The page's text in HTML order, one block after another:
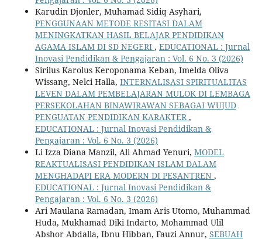
Karudin Djonler, Muhamad Sidiq Asyhari,
PENGGUNAAN METODE RESITASI DALAM
MENINGKATKAN HASIL BELAJAR PENDIDIKAN
AGAMA ISLAM DI SD NEGERI , EDUCATIONAL : Jurnal
Inovasi Pendidikan & Pengajaran : Vol. 6 No. 3 (2026)
Sirilus Karolus Keroponama Keban, Imelda Oliva
Wissang, Nelci Halla, INTERNALISASI SPIRITUALITAS
LEVEN DALAM PEMBELAJARAN MULOK DI LEMBAGA
PERSEKOLAHAN BINAWIRAWAN SEBAGAI WUJUD
PENGUATAN PENDIDIKAN KARAKTER,
EDUCATIONAL : Jurnal Inovasi Pendidikan &
Pengajaran : Vol. 6 No. 3 (2026)
Li Izza Diana Manzil, Ali Ahmad Yenuri, MODEL
REAKTUALISASI PENDIDIKAN ISLAM DALAM
MENGHADAPI ERA MODERN DI PESANTREN ,
EDUCATIONAL : Jurnal Inovasi Pendidikan &
Pengajaran : Vol. 6 No. 3 (2026)
Ari Maulana Ramadan, Imam Aris Utomo, Muhammad
Huda, Mukhamad Diki Indarto, Mohammad Ulil
Abshor Abdalla, Ibnu Hibban, Fauzi Annur, SEBUAH